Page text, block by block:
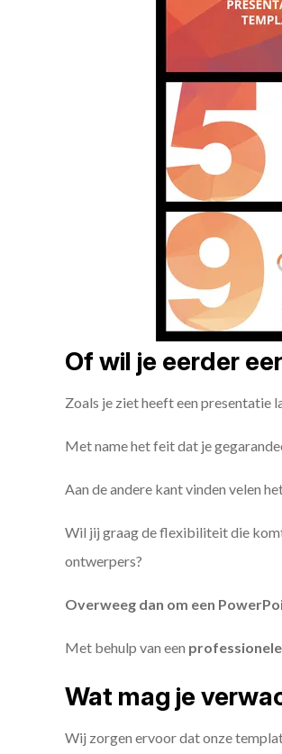
Of wil je eerder
Zoals je ziet heeft een presentatie
Met name het feit dat je
Aan de andere kant vinden velen
Wil jij graag de flexibiliteit die
ontwerpers?
Overweeg dan om een
Met behulp van een
Wat mag je
Wij zorgen ervoor dat onze